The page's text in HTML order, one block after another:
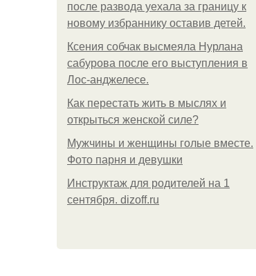
после развода уехала за границу к
новому избраннику оставив детей.
Ксения собчак высмеяла Нурлана
сабурова после его выступления в
Лос-анджелесе.
Как перестать жить в мыслях и
открыться женской силе?
Мужчины и женщины голые вместе.
Фото парня и девушки
Инструктаж для родителей на 1
сентября. dizoff.ru